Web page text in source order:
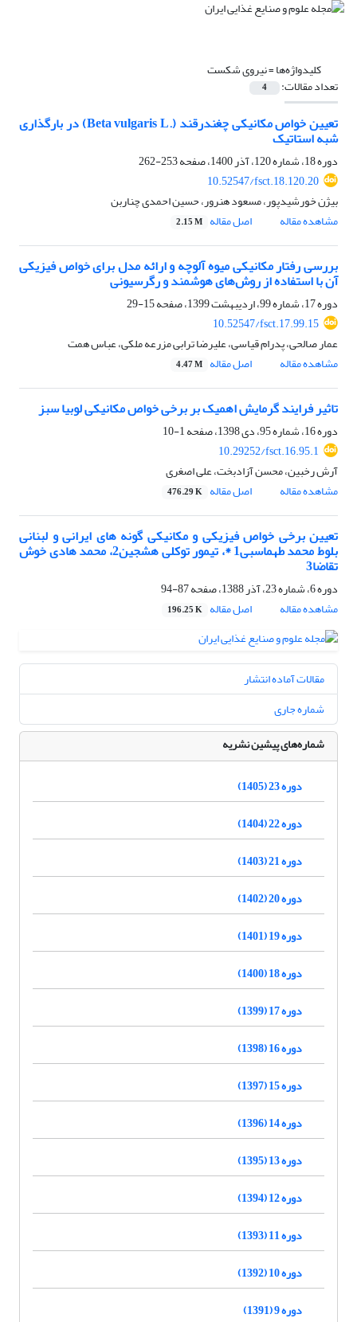
کلیدواژه‌ها =نیروی شکست
تعداد مقالات: 4
تعیین خواص مکانیکی چغندرقند (.Beta vulgaris L) در بارگذاری
شبه استاتیک
دوره 18، شماره 120، آذر 1400، صفحه
253-262
10.52547/fsct.18.120.20
بیژن خورشیدپور، مسعود هنرور، حسین احمدی چناربن
مشاهده مقاله
اصل مقاله 2.15 M
بررسی رفتار مکانیکی میوه آلوچه و ارائه مدل برای خواص فیزیکی
آن با استفاده از روش‌های هوشمند و رگرسیونی
دوره 17، شماره 99، اردیبهشت 1399، صفحه
15-29
10.52547/fsct.17.99.15
عمار صالحی، پدرام قیاسی، علیرضا ترابی مزرعه ملکی، عباس همت
مشاهده مقاله
اصل مقاله 4.47 M
تاثیر فرایند گرمایش اهمیک بر برخی خواص مکانیکی لوبیا سبز
دوره 16، شماره 95، دی 1398، صفحه
1-10
10.29252/fsct.16.95.1
آرش رخبین، محسن آزادبخت، علی اصغری
مشاهده مقاله
اصل مقاله 476.29 K
تعیین برخی خواص فیزیکی و مکانیکی گونه های ایرانی و لبنانی
بلوط محمد طهماسبی1 *، تیمور توکلی هشجین2، محمد هادی خوش
تقاضا3
دوره 6، شماره 23، آذر 1388، صفحه
87-94
مشاهده مقاله
اصل مقاله 196.25 K
مقالات آماده انتشار
شماره جاری
شماره‌های پیشین نشریه
دوره 23 (1405)
دوره 22 (1404)
دوره 21 (1403)
دوره 20 (1402)
دوره 19 (1401)
دوره 18 (1400)
دوره 17 (1399)
دوره 16 (1398)
دوره 15 (1397)
دوره 14 (1396)
دوره 13 (1395)
دوره 12 (1394)
دوره 11 (1393)
دوره 10 (1392)
دوره 9 (1391)